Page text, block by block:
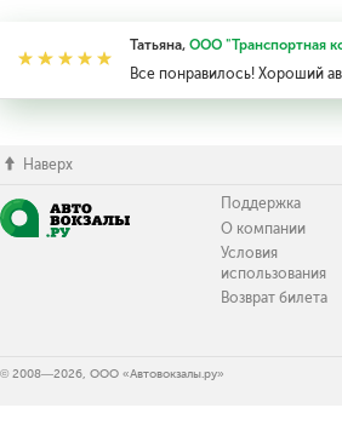
Татьяна, ООО "Транспортная
Все понравилось! Хороший
Наверх
Поддержка
О компании
Условия
использования
Возврат билета
© 2008—2026, ООО «Автовокзалы.ру»